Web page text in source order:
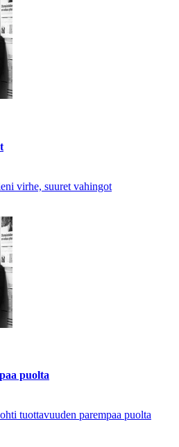
virhe, suuret vahingot
puolta
tuottavuuden parempaa puolta